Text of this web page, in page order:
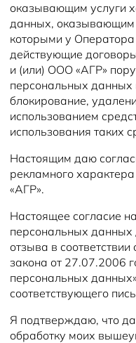
оказывающим услуги
данных, оказывающим
которыми у
действующие
и (или) ООО «АГР»
персональных
блокирование,
использованием
использования таких
Настоящим даю
рекламного
«АГР».
Настоящее согласие
персональных данных
отзыва в
закона от
персональных
соответствующего
Я подтверждаю, что
обработку моих